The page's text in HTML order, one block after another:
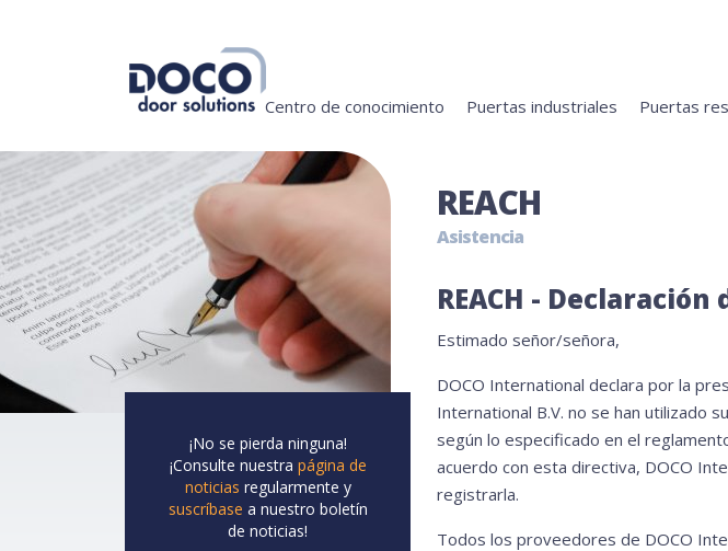
Centro de conocimiento Puertas industriales Puertas
¡No se pierda ninguna!
¡Consulte nuestra página de
noticias regularmente y
suscríbase a nuestro boletín
de noticias!
REACH
Asistencia
REACH -
Estimado señor/señora,
DOCO International declara por la
International B.V. no se han utilizado
según lo especificado en el
acuerdo con esta directiva, DOCO
registrarla.
Todos los proveedores de DOCO